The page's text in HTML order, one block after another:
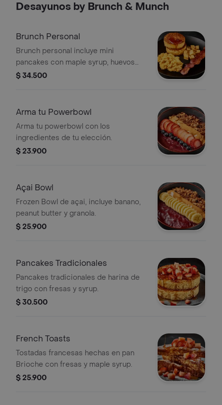
Desayunos by Brunch & Munch
Brunch Personal
Brunch personal incluye mini
pancakes con maple syrup, huevos
revueltos, tocineta crocante y porción
$ 34.500
Arma tu Powerbowl
Arma tu powerbowl con los
ingredientes de tu elección.
$ 23.900
Açai Bowl
Frozen Bowl de açai, incluye banano,
peanut butter y granola.
$ 25.900
Pancakes Tradicionales
Pancakes tradicionales de harina de
trigo con fresas y syrup.
$ 30.500
French Toasts
Tostadas francesas hechas en pan
Brioche con fresas y maple syrup.
$ 25.900